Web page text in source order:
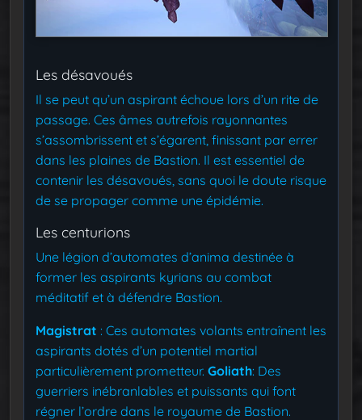
Les désavoués
Il se peut qu’un aspirant échoue lors d’un rite de
passage. Ces âmes autrefois rayonnantes
s’assombrissent et s’égarent, finissant par errer
dans les plaines de Bastion. Il est essentiel de
contenir les désavoués, sans quoi le doute risque
de se propager comme une épidémie.
Les centurions
Une légion d’automates d’anima destinée à
former les aspirants kyrians au combat
méditatif et à défendre Bastion.
Magistrat : Ces automates volants entraînent les
aspirants dotés d’un potentiel martial
particulièrement prometteur. Goliath: Des
guerriers inébranlables et puissants qui font
régner l’ordre dans le royaume de Bastion.